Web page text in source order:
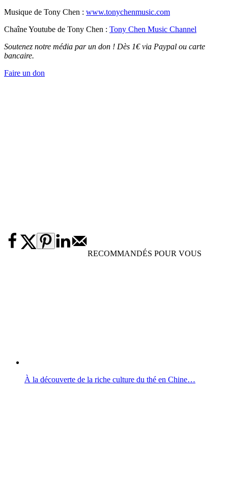
Musique de Tony Chen : www.tonychenmusic.com
Chaîne Youtube de Tony Chen : Tony Chen Music Channel
Soutenez notre média par un don ! Dès 1€ via Paypal ou carte
bancaire.
Faire un don
RECOMMANDÉS POUR VOUS
À la découverte de la riche culture du thé en Chine…